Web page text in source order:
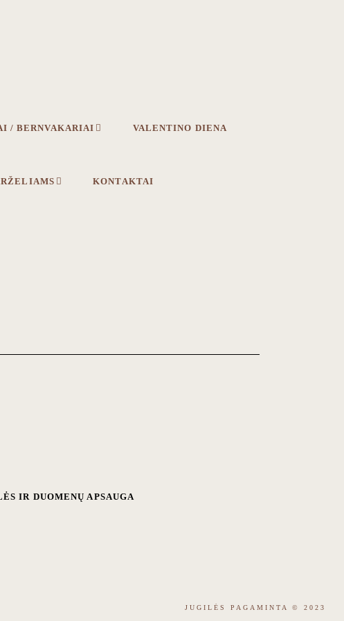
/ BERNVAKARIAI VALENTINO DIENA
KONTAKTAI
IR DUOMENŲ APSAUGA
JUGILĖS PAGAMINTA © 2023